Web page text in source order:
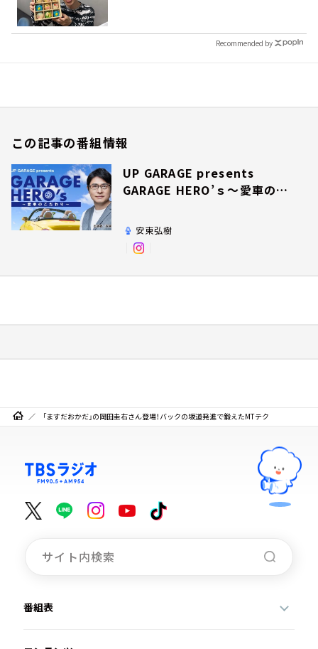
Recommended by
この記事の番組情報
UP GARAGE presents
GARAGE HERO’ｓ～愛車のこ
安東弘樹
「ますだおかだ」の岡田圭右さん登場！バックの坂道発進で鍛えたMTテク
番組表